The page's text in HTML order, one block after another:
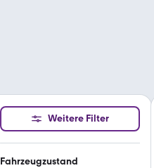
Weitere Filter
Fahrzeugzustand